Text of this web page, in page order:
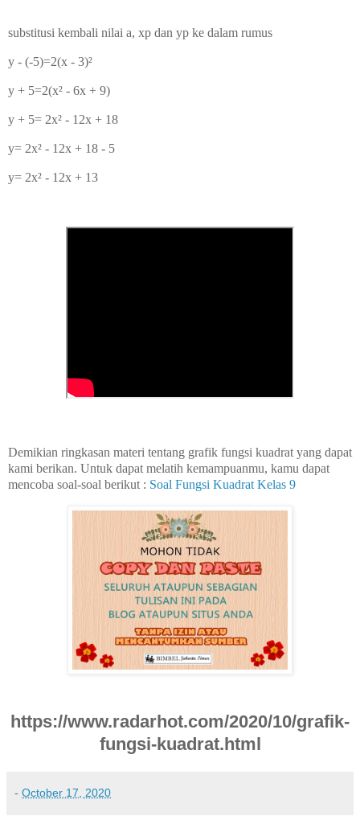
substitusi kembali nilai a, xp dan yp ke dalam rumus
y - (-5)=2(x - 3)²
y + 5=2(x² - 6x + 9)
y + 5= 2x² - 12x + 18
y= 2x² - 12x + 18 - 5
y= 2x² - 12x + 13
Demikian ringkasan materi tentang grafik fungsi kuadrat yang dapat
kami berikan. Untuk dapat melatih kemampuanmu, kamu dapat
mencoba soal-soal berikut : Soal Fungsi Kuadrat Kelas 9
https://www.radarhot.com/2020/10/grafik-
fungsi-kuadrat.html
- October 17, 2020